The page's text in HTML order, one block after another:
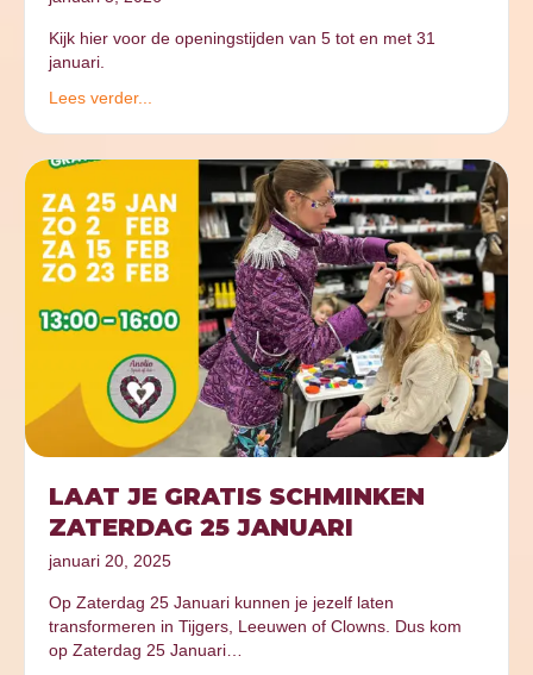
Kijk hier voor de openingstijden van 5 tot en met 31
januari.
Lees verder...
LAAT JE GRATIS SCHMINKEN
ZATERDAG 25 JANUARI
januari 20, 2025
Op Zaterdag 25 Januari kunnen je jezelf laten
transformeren in Tijgers, Leeuwen of Clowns. Dus kom
op Zaterdag 25 Januari…